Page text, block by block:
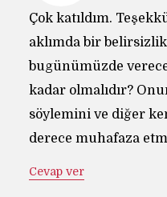
Çok katıldım.
aklımda bir
bugünümüzde
kadar olmalıdır?
söylemini ve diğer
derece muhafaza
Cevap ver